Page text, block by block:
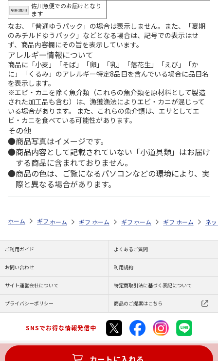
佐川急便でのお届けとなり
ます
なお、「普通ゆうパック」の場合は表示しません。また、「夏期
のみチルドゆうパック」などとなる場合は、記号での表示はせ
ず、商品内容欄にその旨を表示しています。
アレルギー情報について
商品に「小麦」「そば」「卵」「乳」「落花生」「えび」「か
に」「くるみ」のアレルギー特定8品目を含んでいる場合に品目名
を表示します。
※エビ・カニを除く魚介類（これらの魚介類を原材料として製造
された加工品も含む）は、漁獲漁法によりエビ・カニが混じって
いる場合があります。 また、これらの魚介類は、エサとしてエ
ビ・カニを食べている可能性があります。
その他
商品写真はイメージです。
商品内容として記載されていない「小道具類」はお届け
する商品に含まれておりません。
商品の色は、ご覧になるパソコンなどの環境により、実
際と異なる場合があります。
ホーム ギフトストア お中元・夏ギフト特集 2026 ハム・お肉 柿
ホーム ギフトストア お中元・夏ギフト特集 2026
ホーム ギフトストア お中元・夏ギフト
ホーム ギフトストア お
ホーム ネ
ご利用ガイド よくあるご質問
お問い合わせ 利用規約
サイト運営会社について 特定商取引法に基づく表記について
プライバシーポリシー 商品のご提案はこちら
SNSでお得な情報発信中